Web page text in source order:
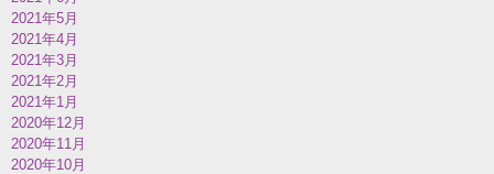
2021年5月
2021年4月
2021年3月
2021年2月
2021年1月
2020年12月
2020年11月
2020年10月